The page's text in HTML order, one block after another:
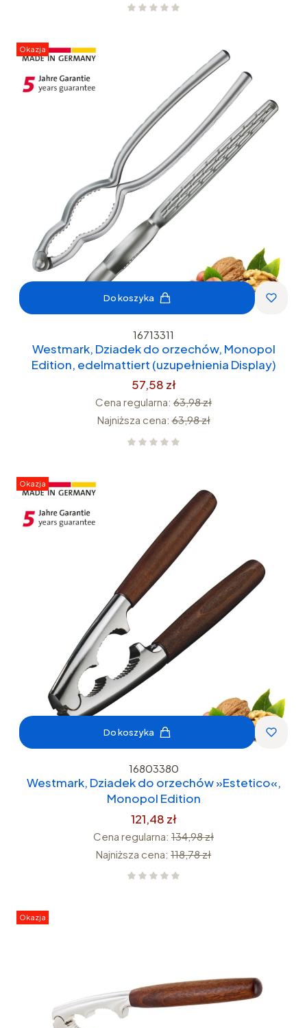
Okazja
Do koszyka
16713311
Westmark, Dziadek do orzechów, Monopol
Edition, edelmattiert (uzupełnienia Display)
57,58 zł
Cena regularna: 63,98 zł
Najniższa cena: 63,98 zł
Okazja
Do koszyka
16803380
Westmark, Dziadek do orzechów »Estetico«,
Monopol Edition
121,48 zł
Cena regularna: 134,98 zł
Najniższa cena: 118,78 zł
Okazja